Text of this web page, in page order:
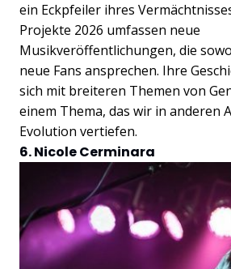
ein Eckpfeiler ihres
Projekte 2026 umfassen neue
Musikveröffentlichungen, die
neue Fans ansprechen. Ihre
sich mit breiteren Themen von
einem Thema, das wir in anderen
Evolution vertiefen.
6. Nicole Cerminara